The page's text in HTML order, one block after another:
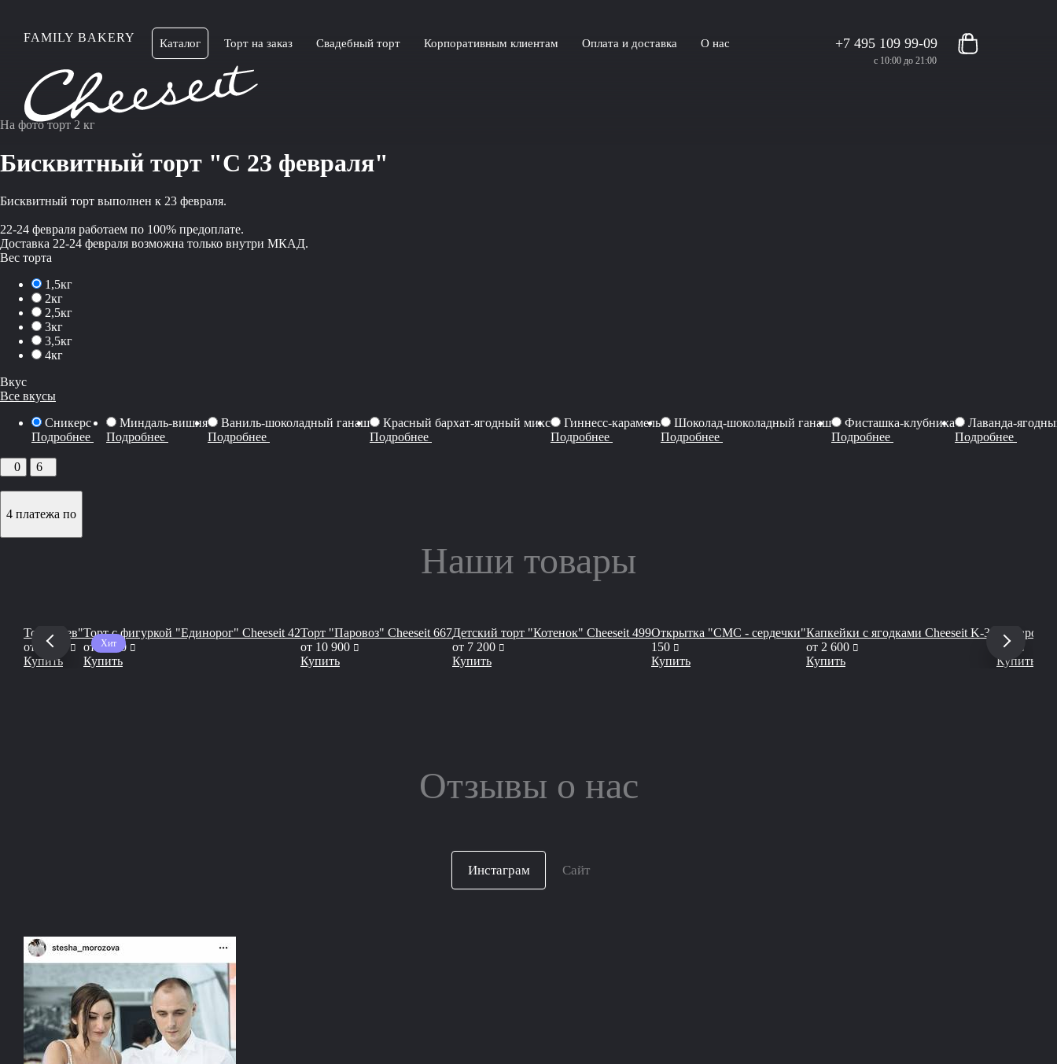
FAMILY BAKERY Каталог Торт на заказ Свадебный торт Корпоративным клиентам Оплата и доставка О нас +7 495 109 99-09
с 10:00 до 21:00
На фото торт 2 кг
Бисквитный торт "С 23 февраля"
Бисквитный торт выполнен к 23 февраля.
22-24 февраля работаем по 100% предоплате.
Доставка 22-24 февраля возможна только внутри МКАД.
Вес торта
1,5кг
2кг
2,5кг
3кг
3,5кг
4кг
Вкус
Все вкусы
Сникерс
Подробнее
Миндаль-вишня
Подробнее
Ваниль-шоколадный ганаш
Подробнее
Красный бархат-ягодный микс
Подробнее
Гиннесс-карамель
Подробнее
Шоколад-шоколадный ганаш
Подробнее
Фисташка-клубника
Подробнее
Лаванда-
Подробнее
0 6
4 платежа по
Наши товары
Торт "Лев"
от
7 650
руб
Купить
Хит
Торт с фигуркой "Единорог" Сheeseit 42
от 6 750 руб
Купить
Торт "Паровоз" Cheeseit 667
от 10 900 руб
Купить
Детский торт "Котенок" Cheeseit 499
от 7 200 руб
Купить
Открытка "СМС - сердечки"
150 руб
Купить
Капкейки с ягодками Cheeseit K-30
от 2 600 руб
Купить
850
руб
Купить
Отзывы о нас
Инстаграм Сайт